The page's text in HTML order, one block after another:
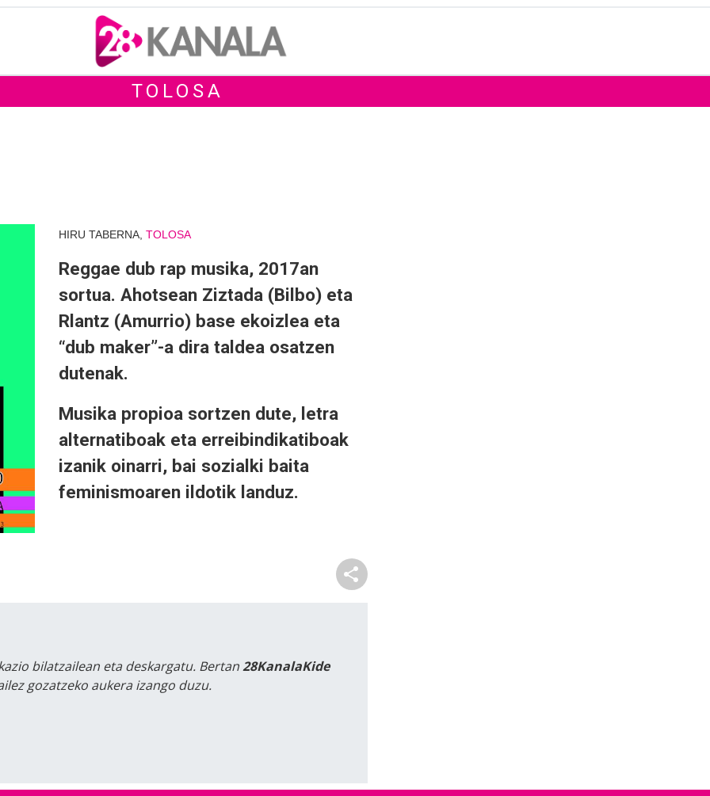
TOLOSA
HIRU TABERNA, TOLOSA
Reggae dub rap musika, 2017an
sortua. Ahotsean Ziztada (Bilbo) eta
Rlantz (Amurrio) base ekoizlea eta
“dub maker”-a dira taldea osatzen
dutenak.
Musika propioa sortzen dute, letra
alternatiboak eta erreibindikatiboak
izanik oinarri, bai sozialki baita
feminismoaren ildotik landuz.
bilatzailean eta deskargatu. Bertan28KanalaKide
gozatzeko aukera izango duzu.